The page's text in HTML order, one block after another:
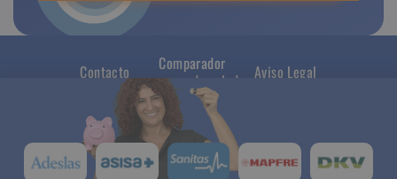
Contacto
Comparador
seguros de salud
Aviso Legal